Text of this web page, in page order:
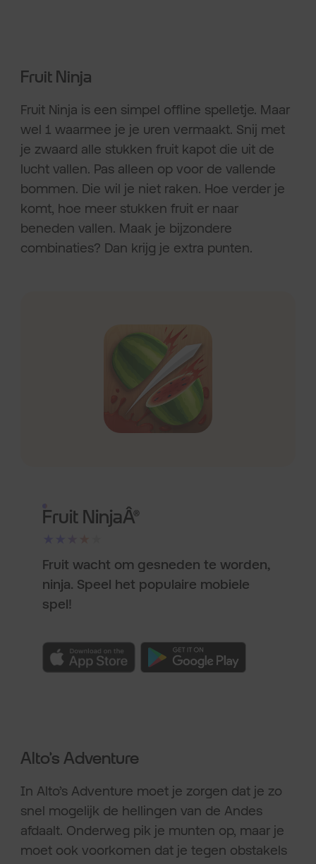
Fruit Ninja
Fruit Ninja is een simpel offline spelletje. Maar
wel 1 waarmee je je uren vermaakt. Snij met
je zwaard alle stukken fruit kapot die uit de
lucht vallen. Pas alleen op voor de vallende
bommen. Die wil je niet raken. Hoe verder je
komt, hoe meer stukken fruit er naar
beneden vallen. Maak je bijzondere
combinaties? Dan krijg je extra punten.
Fruit NinjaÂ®
Fruit wacht om gesneden te worden,
ninja. Speel het populaire mobiele
spel!
Alto’s Adventure
In Alto’s Adventure moet je zorgen dat je zo
snel mogelijk de hellingen van de Andes
afdaalt. Onderweg pik je munten op, maar je
moet ook voorkomen dat je tegen obstakels